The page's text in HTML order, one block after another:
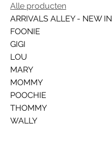
Alle producten
ARRIVALS ALLEY - NEW IN
FOONIE
GIGI
LOU
MARY
MOMMY
POOCHIE
THOMMY
WALLY